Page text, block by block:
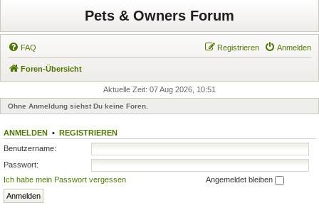
Pets & Owners Forum
FAQ Anmelden
Registrieren
Foren-Übersicht
Aktuelle Zeit: 07 Aug 2026, 10:51
Ohne Anmeldung siehst Du keine Foren.
ANMELDEN • REGISTRIEREN
Benutzername:
Passwort:
Ich habe mein Passwort vergessen
Angemeldet bleiben